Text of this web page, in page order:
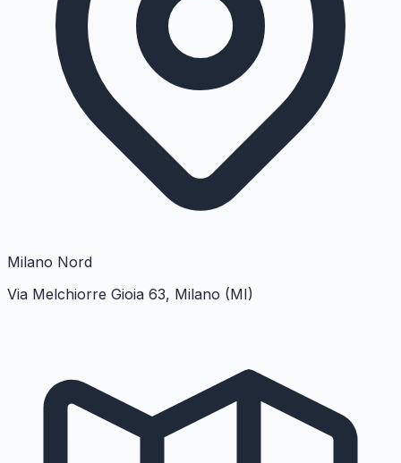
Milano Nord
Via Melchiorre Gioia 63, Milano (MI)